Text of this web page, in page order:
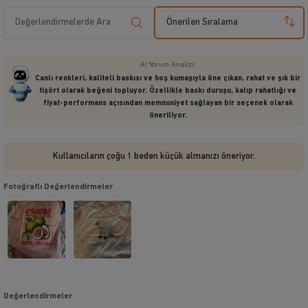
Önerilen Sıralama
AI Yorum Analizi:
Canlı renkleri, kaliteli baskısı ve hoş kumaşıyla öne çıkan, rahat ve şık bir
tişört olarak beğeni topluyor. Özellikle baskı duruşu, kalıp rahatlığı ve
fiyat-performans açısından memnuniyet sağlayan bir seçenek olarak
öneriliyor.
Kullanıcıların çoğu 1 beden küçük almanızı öneriyor.
Fotoğraflı Değerlendirmeler
Değerlendirmeler